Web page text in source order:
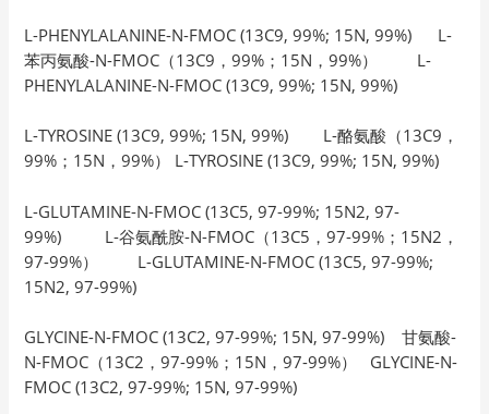
L-PHENYLALANINE-N-FMOC (13C9, 99%; 15N, 99%) L-
苯丙氨酸-N-FMOC（13C9，99%；15N，99%） L-
PHENYLALANINE-N-FMOC (13C9, 99%; 15N, 99%)
L-TYROSINE (13C9, 99%; 15N, 99%) L-酪氨酸（13C9，
99%；15N，99%） L-TYROSINE (13C9, 99%; 15N, 99%)
L-GLUTAMINE-N-FMOC (13C5, 97-99%; 15N2, 97-
99%) L-谷氨酰胺-N-FMOC（13C5，97-99%；15N2，
97-99%） L-GLUTAMINE-N-FMOC (13C5, 97-99%;
15N2, 97-99%)
GLYCINE-N-FMOC (13C2, 97-99%; 15N, 97-99%) 甘氨酸-
N-FMOC（13C2，97-99%；15N，97-99%） GLYCINE-N-
FMOC (13C2, 97-99%; 15N, 97-99%)